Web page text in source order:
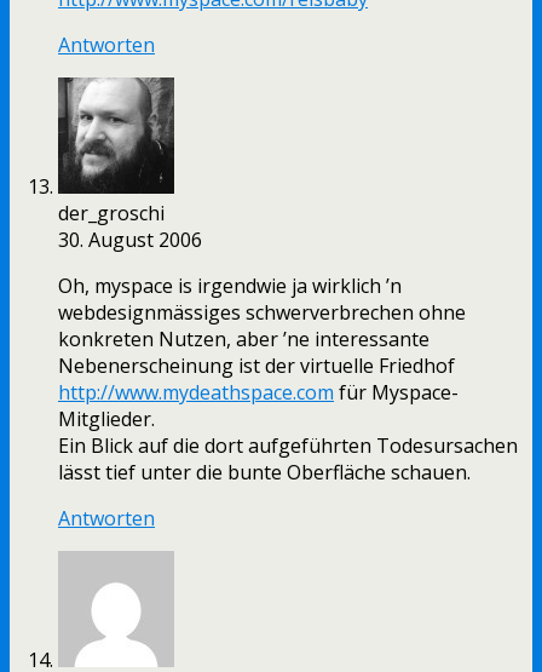
Antworten
der_groschi
30. August 2006
Oh, myspace is irgendwie ja wirklich ’n
webdesignmässiges schwerverbrechen ohne
konkreten Nutzen, aber ’ne interessante
Nebenerscheinung ist der virtuelle Friedhof
http://www.mydeathspace.com für Myspace-
Mitglieder.
Ein Blick auf die dort aufgeführten Todesursachen
lässt tief unter die bunte Oberfläche schauen.
Antworten